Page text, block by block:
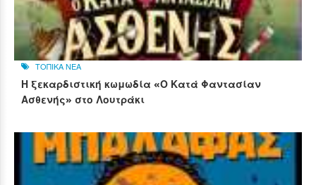
ΤΟΠΙΚΑ ΝΕΑ
Η ξεκαρδιστική κωμωδία «Ο Κατά Φαντασίαν
Ασθενής» στο Λουτράκι